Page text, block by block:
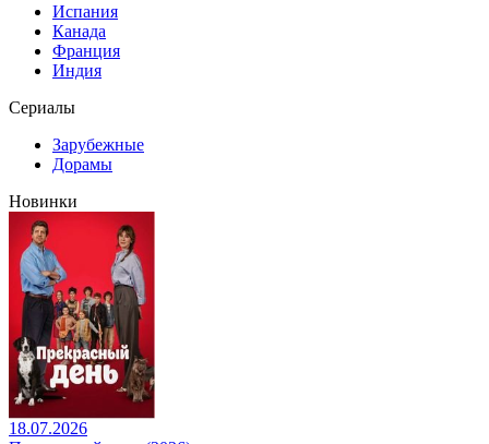
Испания
Канада
Франция
Индия
Сериалы
Зарубежные
Дорамы
Новинки
18.07.2026